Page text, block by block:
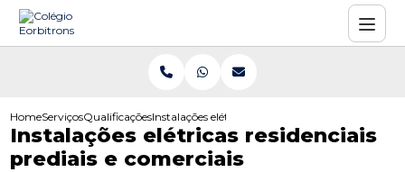
HomeServiçosQualificaçõesInstalações elétricas residenciais prediais e
Instalações elétricas residenciais
prediais e comerciais